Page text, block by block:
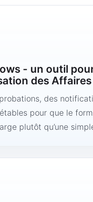
- un outil
des Affaires
des
pour que le
plutôt qu’une